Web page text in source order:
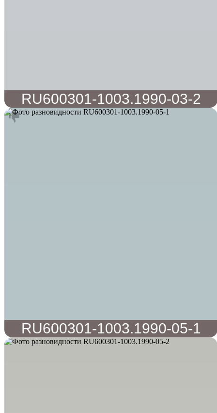
RU600301-1003.1990-03-2
RU600301-1003.1990-05-1